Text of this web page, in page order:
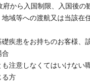
府から入国制限、入国後の
域等への渡航又は当該在
礎疾患をお持ちのお客様、
合
注意しなくてはいけない
る方